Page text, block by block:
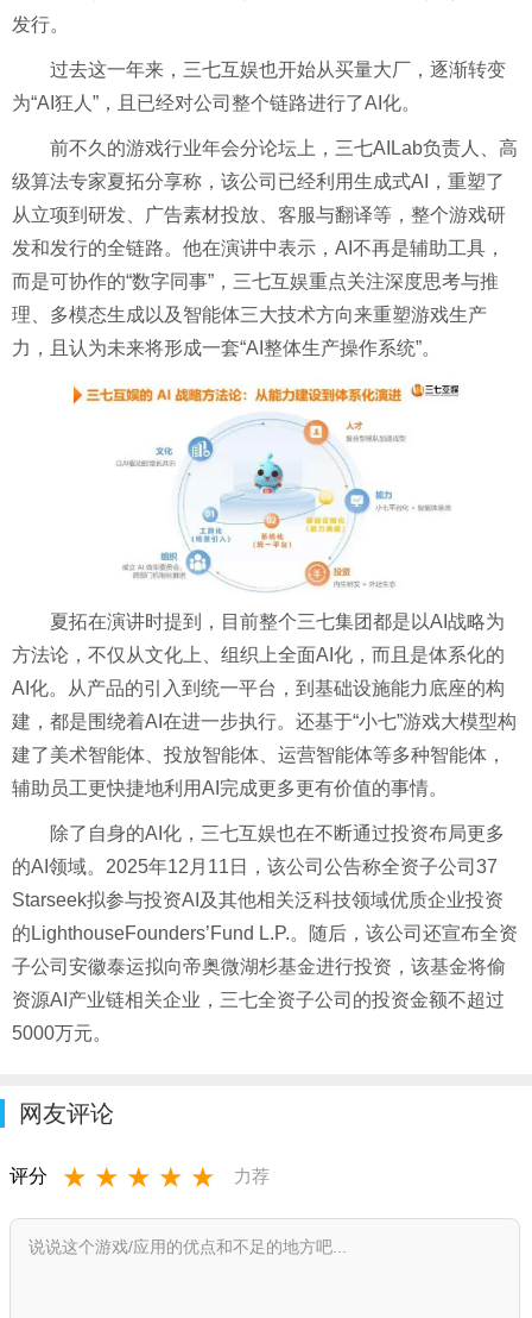
发行。
过去这一年来，三七互娱也开始从买量大厂，逐渐转变
为“AI狂人”，且已经对公司整个链路进行了AI化。
前不久的游戏行业年会分论坛上，三七AILab负责人、高
级算法专家夏拓分享称，该公司已经利用生成式AI，重塑了
从立项到研发、广告素材投放、客服与翻译等，整个游戏研
发和发行的全链路。他在演讲中表示，AI不再是辅助工具，
而是可协作的“数字同事”，三七互娱重点关注深度思考与推
理、多模态生成以及智能体三大技术方向来重塑游戏生产
力，且认为未来将形成一套“AI整体生产操作系统”。
夏拓在演讲时提到，目前整个三七集团都是以AI战略为
方法论，不仅从文化上、组织上全面AI化，而且是体系化的
AI化。从产品的引入到统一平台，到基础设施能力底座的构
建，都是围绕着AI在进一步执行。还基于“小七”游戏大模型构
建了美术智能体、投放智能体、运营智能体等多种智能体，
辅助员工更快捷地利用AI完成更多更有价值的事情。
除了自身的AI化，三七互娱也在不断通过投资布局更多
的AI领域。2025年12月11日，该公司公告称全资子公司37
Starseek拟参与投资AI及其他相关泛科技领域优质企业投资
的LighthouseFounders’Fund L.P.。随后，该公司还宣布全资
子公司安徽泰运拟向帝奥微湖杉基金进行投资，该基金将偷
资源AI产业链相关企业，三七全资子公司的投资金额不超过
5000万元。
网友评论
评分 ★ ★ ★ ★ ★ 力荐